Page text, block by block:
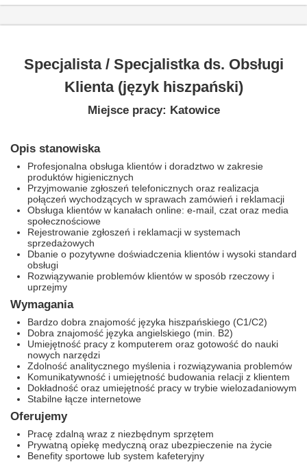
Specjalista / Specjalistka ds. Obsługi
Klienta (język hiszpański)
Miejsce pracy: Katowice
Opis stanowiska
Profesjonalna obsługa klientów i doradztwo w zakresie
produktów higienicznych
Przyjmowanie zgłoszeń telefonicznych oraz realizacja
połączeń wychodzących w sprawach zamówień i reklamacji
Obsługa klientów w kanałach online: e-mail, czat oraz media
społecznościowe
Rejestrowanie zgłoszeń i reklamacji w systemach
sprzedażowych
Dbanie o pozytywne doświadczenia klientów i wysoki standard
obsługi
Rozwiązywanie problemów klientów w sposób rzeczowy i
uprzejmy
Wymagania
Bardzo dobra znajomość języka hiszpańskiego (C1/C2)
Dobra znajomość języka angielskiego (min. B2)
Umiejętność pracy z komputerem oraz gotowość do nauki
nowych narzędzi
Zdolność analitycznego myślenia i rozwiązywania problemów
Komunikatywność i umiejętność budowania relacji z klientem
Dokładność oraz umiejętność pracy w trybie wielozadaniowym
Stabilne łącze internetowe
Oferujemy
Pracę zdalną wraz z niezbędnym sprzętem
Prywatną opiekę medyczną oraz ubezpieczenie na życie
Benefity sportowe lub system kafeteryjny